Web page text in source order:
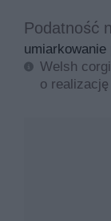
Podatność
Welsh
o